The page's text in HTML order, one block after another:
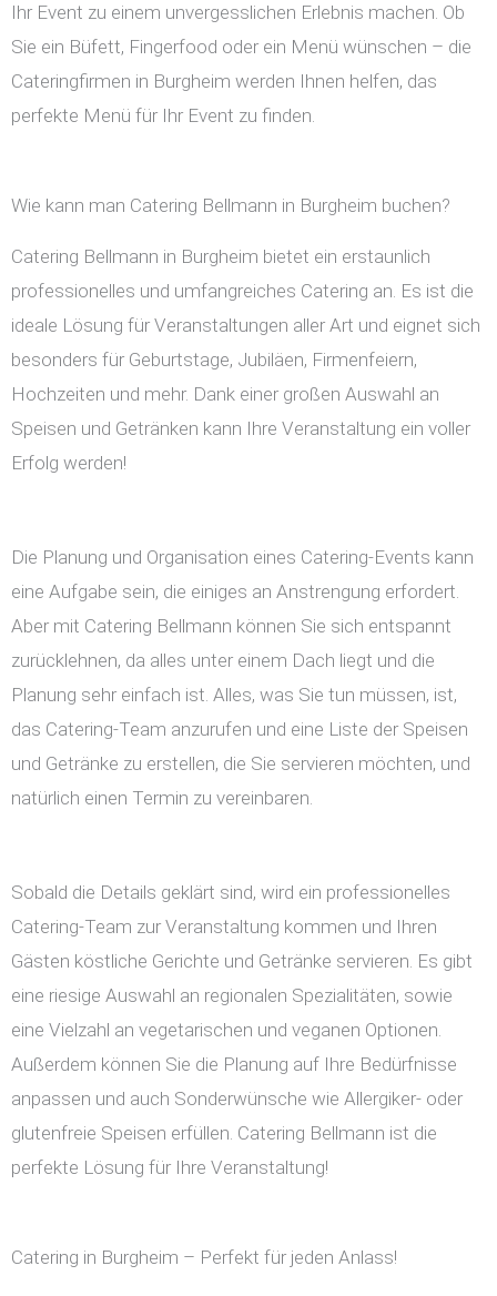
Ihr Event zu einem unvergesslichen Erlebnis machen. Ob
Sie ein Büfett, Fingerfood oder ein Menü wünschen – die
Cateringfirmen in Burgheim werden Ihnen helfen, das
perfekte Menü für Ihr Event zu finden.
Wie kann man Catering Bellmann in Burgheim buchen?
Catering Bellmann in Burgheim bietet ein erstaunlich
professionelles und umfangreiches Catering an. Es ist die
ideale Lösung für Veranstaltungen aller Art und eignet sich
besonders für Geburtstage, Jubiläen, Firmenfeiern,
Hochzeiten und mehr. Dank einer großen Auswahl an
Speisen und Getränken kann Ihre Veranstaltung ein voller
Erfolg werden!
Die Planung und Organisation eines Catering-Events kann
eine Aufgabe sein, die einiges an Anstrengung erfordert.
Aber mit Catering Bellmann können Sie sich entspannt
zurücklehnen, da alles unter einem Dach liegt und die
Planung sehr einfach ist. Alles, was Sie tun müssen, ist,
das Catering-Team anzurufen und eine Liste der Speisen
und Getränke zu erstellen, die Sie servieren möchten, und
natürlich einen Termin zu vereinbaren.
Sobald die Details geklärt sind, wird ein professionelles
Catering-Team zur Veranstaltung kommen und Ihren
Gästen köstliche Gerichte und Getränke servieren. Es gibt
eine riesige Auswahl an regionalen Spezialitäten, sowie
eine Vielzahl an vegetarischen und veganen Optionen.
Außerdem können Sie die Planung auf Ihre Bedürfnisse
anpassen und auch Sonderwünsche wie Allergiker- oder
glutenfreie Speisen erfüllen. Catering Bellmann ist die
perfekte Lösung für Ihre Veranstaltung!
Catering in Burgheim – Perfekt für jeden Anlass!